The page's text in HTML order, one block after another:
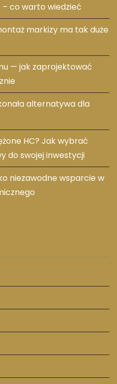
co warto wiedzieć
markizy ma tak duże
— jak zaprojektować
alternatywa dla
HC? Jak wybrać
do swojej inwestycji
niezawodne wsparcie w